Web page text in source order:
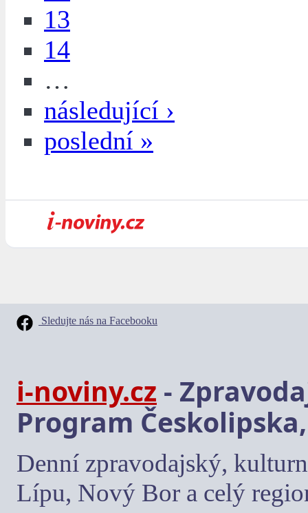
13
14
…
následující ›
poslední »
Sledujte nás na Facebooku
i-noviny.cz -
Program
Denní zpravodajský,
Lípu, Nový Bor a celý